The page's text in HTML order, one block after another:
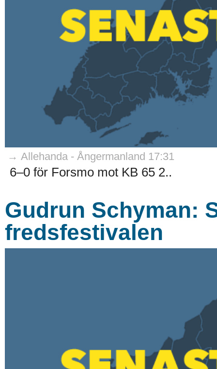
→ Allehanda - Ångermanland 17:31
6–0 för Forsmo mot KB 65 2..
Gudrun Schyman:
fredsfestivalen